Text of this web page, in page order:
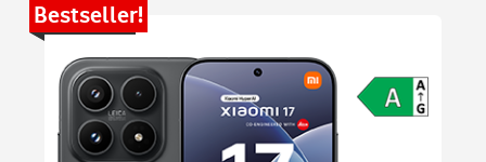
Bestseller!